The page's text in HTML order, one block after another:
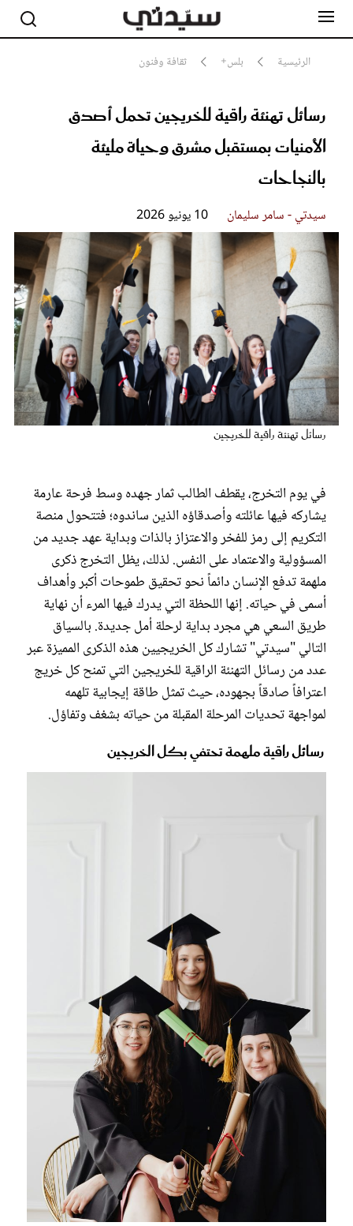
الرئيسية بلس+ ثقافة وفنون
رسائل تهنئة راقية للخريجين تحمل أصدق
الأمنيات بمستقبل مشرق وحياة مليئة
بالنجاحات
سيدتي - سامر سليمان 10 يونيو 2026
رسائل تهنئة راقية للخريجين
في يوم التخرج، يقطف الطالب ثمار جهده وسط فرحة عارمة
يشاركه فيها عائلته وأصدقاؤه الذين ساندوه؛ فتتحول منصة
التكريم إلى رمز للفخر والاعتزاز بالذات وبداية عهد جديد من
المسؤولية والاعتماد على النفس. لذلك، يظل التخرج ذكرى
ملهمة تدفع الإنسان دائماً نحو تحقيق طموحات أكبر وأهداف
أسمى في حياته. إنها اللحظة التي يدرك فيها المرء أن نهاية
طريق السعي هي مجرد بداية لرحلة أمل جديدة. بالسياق
التالي "سيدتي" تشارك كل الخريجيين هذه الذكرى المميزة عبر
عدد من رسائل التهنئة الراقية للخريجين التي تمنح كل خريج
اعترافاً صادقاً بجهوده، حيث تمثل طاقة إيجابية تلهمه
لمواجهة تحديات المرحلة المقبلة من حياته بشغف وتفاؤل.
رسائل راقية ملهمة تحتفي بكل الخريجين
مشاهير
جمال
سيدتي وطفلك
بلس+
فيديو
مطبخ سيدتي
مقالات الرأي
ستايل
تقارير
عروس سيدتي
مجلة سيدتي
غلاف رفمي